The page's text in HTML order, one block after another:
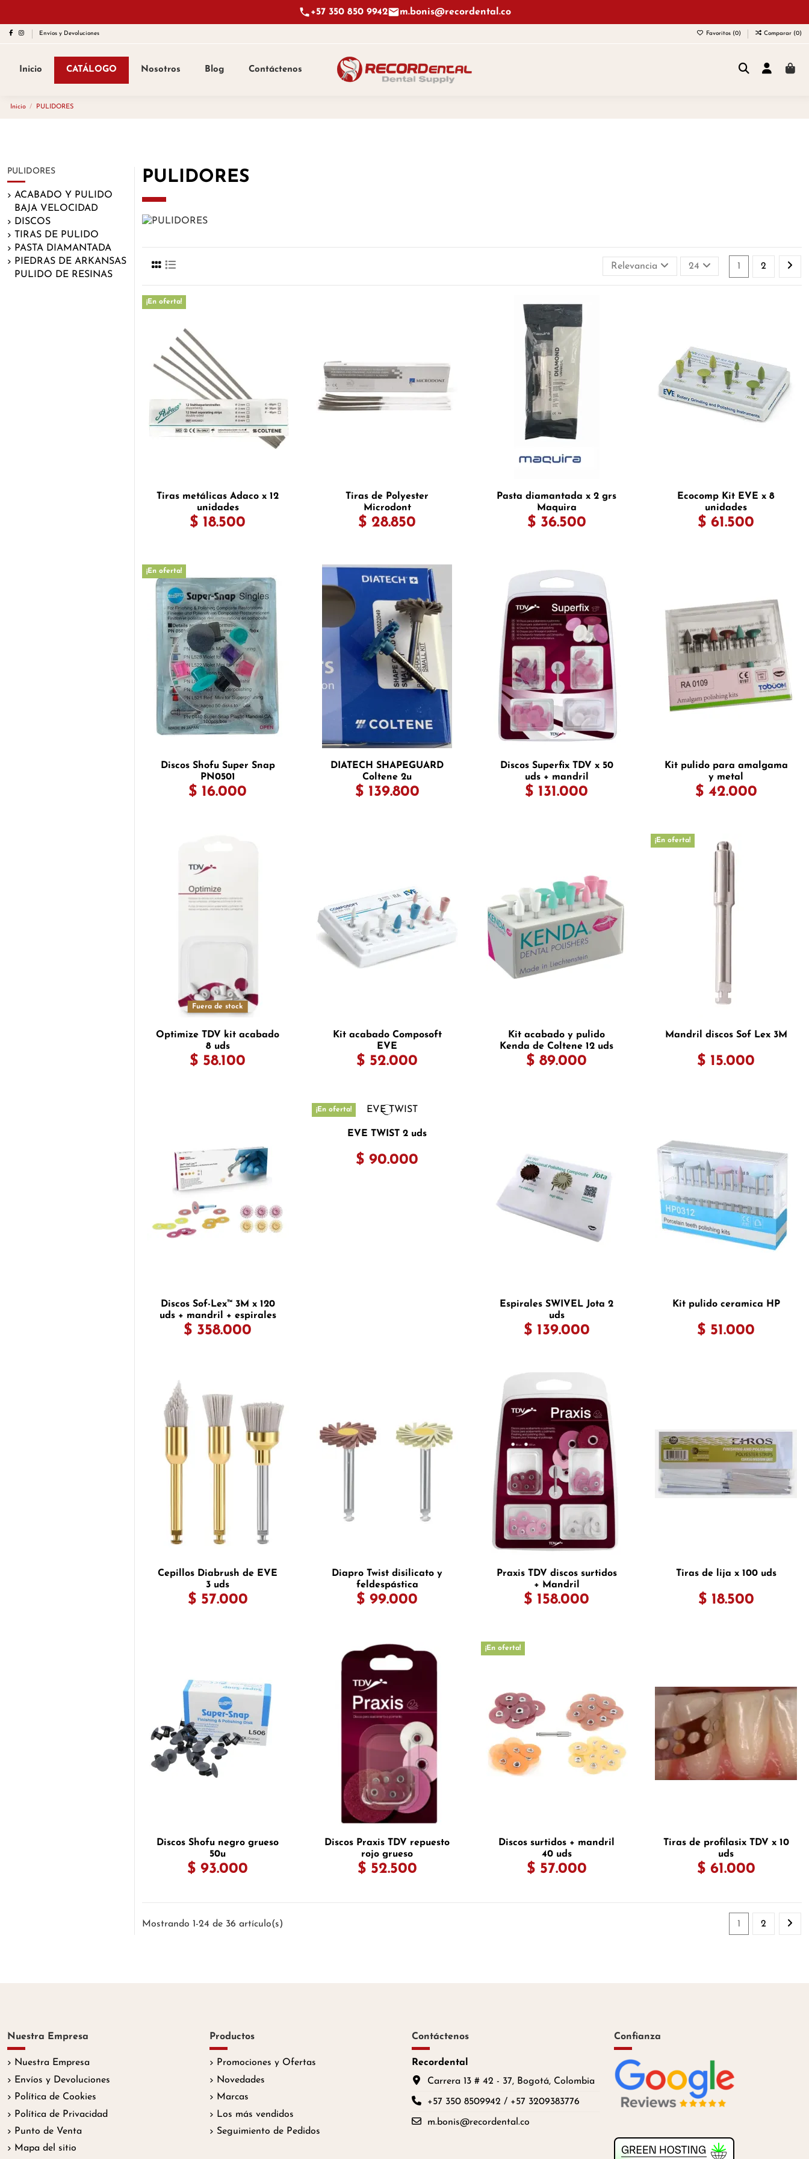
+57 350 850 9942 m.bonis@recordental.co
Envíos y Devoluciones Favoritos (0) Comparar (0)
Inicio CATÁLOGO Nosotros Blog Contáctenos
Inicio PULIDORES
PULIDORES
Relevancia 24 1 2
¡En oferta!
Tiras metálicas Adaco x 12
unidades
$ 18.500
Tiras de Polyester
Microdont
$ 28.850
Pasta diamantada x 2 grs
Maquira
$ 36.500
Ecocomp Kit EVE x 8
unidades
$ 61.500
¡En oferta!
Discos Shofu Super Snap
PN0501
$ 16.000
DIATECH SHAPEGUARD
Coltene 2u
$ 139.800
Discos Superfix TDV x 50
uds + mandril
$ 131.000
Kit pulido para amalgama
y metal
$ 42.000
Fuera de stock
Optimize TDV kit acabado
8 uds
$ 58.100
Kit acabado Composoft
EVE
$ 52.000
Kit acabado y pulido
Kenda de Coltene 12 uds
$ 89.000
¡En oferta!
Mandril discos Sof Lex 3M
$ 15.000
Discos Sof-Lex™ 3M x 120
uds + mandril + espirales
$ 358.000
¡En oferta!
EVE TWIST 2 uds
$ 90.000
Espirales SWIVEL Jota 2
uds
$ 139.000
Kit pulido ceramica HP
$ 51.000
Cepillos Diabrush de EVE
3 uds
$ 57.000
Diapro Twist disilicato y
feldespástica
$ 99.000
Praxis TDV discos surtidos
+ Mandril
$ 158.000
Tiras de lija x 100 uds
$ 18.500
Discos Shofu negro grueso
50u
$ 93.000
Discos Praxis TDV repuesto
rojo grueso
$ 52.500
¡En oferta!
Discos surtidos + mandril
40 uds
$ 57.000
Tiras de profilasix TDV x 10
uds
$ 61.000
Mostrando 1-24 de 36 artículo(s) 1 2
PULIDORES
ACABADO Y PULIDO
BAJA VELOCIDAD
DISCOS
TIRAS DE PULIDO
PASTA DIAMANTADA
PIEDRAS DE ARKANSAS
PULIDO DE RESINAS
Nuestra Empresa
Nuestra Empresa
Envíos y Devoluciones
Política de Cookies
Política de Privacidad
Punto de Venta
Mapa del sitio
Productos
Promociones y Ofertas
Novedades
Marcas
Los más vendidos
Seguimiento de Pedidos
Contáctenos
Recordental
Carrera 13 # 42 - 37, Bogotá, Colombia
+57 350 8509942 / +57 3209383776
m.bonis@recordental.co
Confianza